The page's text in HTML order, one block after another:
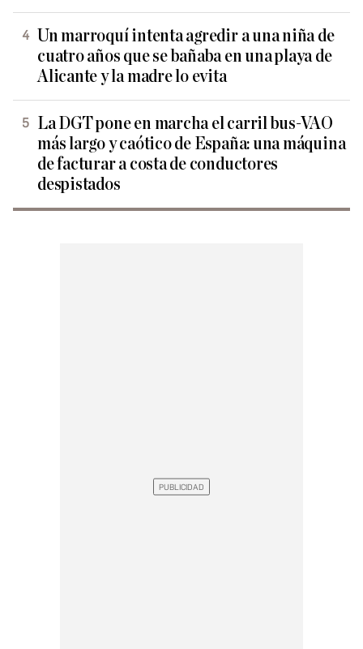
Un marroquí intenta agredir a una niña de
cuatro años que se bañaba en una playa de
Alicante y la madre lo evita
La DGT pone en marcha el carril bus-VAO
más largo y caótico de España: una máquina
de facturar a costa de conductores
despistados